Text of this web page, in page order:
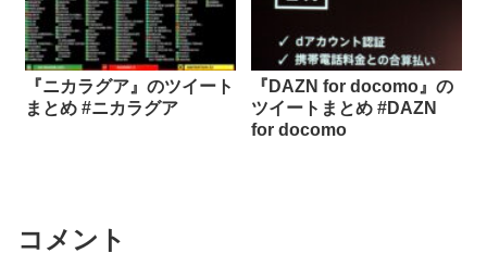
『ニカラグア』のツイート
まとめ #ニカラグア
『DAZN for docomo』の
ツイートまとめ #DAZN
for docomo
コメント